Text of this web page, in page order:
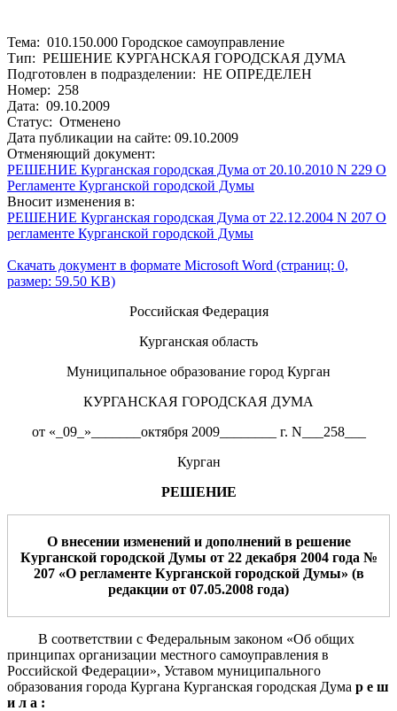
Тема: 010.150.000 Городское самоуправление
Тип: РЕШЕНИЕ КУРГАНСКАЯ ГОРОДСКАЯ ДУМА
Подготовлен в подразделении: НЕ ОПРЕДЕЛЕН
Номер: 258
Дата: 09.10.2009
Статус: Отменено
Дата публикации на сайте: 09.10.2009
Отменяющий документ:
РЕШЕНИЕ Курганская городская Дума от 20.10.2010 N 229 О
Регламенте Курганской городской Думы
Вносит изменения в:
РЕШЕНИЕ Курганская городская Дума от 22.12.2004 N 207 О
регламенте Курганской городской Думы
Скачать документ в формате Microsoft Word (страниц: 0,
размер: 59.50 KB)
Российская Федерация
Курганская область
Муниципальное образование город Курган
КУРГАНСКАЯ ГОРОДСКАЯ ДУМА
от «_09_»_______октября 2009________ г. N___258___
Курган
РЕШЕНИЕ
О внесении изменений и дополнений в решение
Курганской городской Думы от 22 декабря 2004 года №
207 «О регламенте Курганской городской Думы» (в
редакции от 07.05.2008 года)
В соответствии с Федеральным законом «Об общих
принципах организации местного самоуправления в
Российской Федерации», Уставом муниципального
образования города Кургана Курганская городская Дума р е ш
и л а :